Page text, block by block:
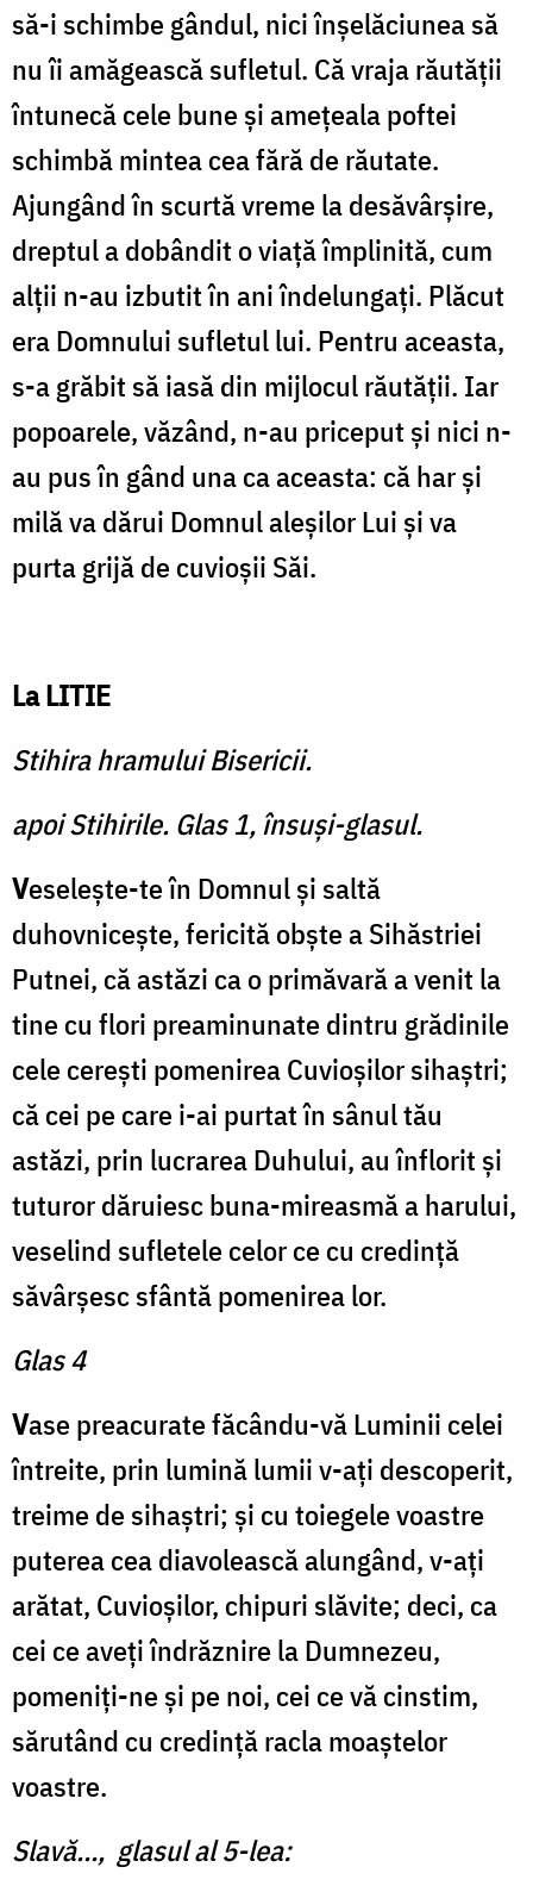
să-i schimbe gândul, nici înșelăciunea să
nu îi amăgească sufletul. Că vraja răutății
întunecă cele bune și amețeala poftei
schimbă mintea cea fără de răutate.
Ajungând în scurtă vreme la desăvârșire,
dreptul a dobândit o viață împlinită, cum
alții n-au izbutit în ani îndelungați. Plăcut
era Domnului sufletul lui. Pentru aceasta,
s-a grăbit să iasă din mijlocul răutății. Iar
popoarele, văzând, n-au priceput și nici n-
au pus în gând una ca aceasta: că har și
milă va dărui Domnul aleșilor Lui și va
purta grijă de cuvioșii Săi.
La LITIE
Stihira hramului Bisericii.
apoi Stihirile. Glas 1, însuși-glasul.
Veselește-te în Domnul și saltă
duhovnicește, fericită obște a Sihăstriei
Putnei, că astăzi ca o primăvară a venit la
tine cu flori preaminunate dintru grădinile
cele cerești pomenirea Cuvioșilor sihaștri;
că cei pe care i-ai purtat în sânul tău
astăzi, prin lucrarea Duhului, au înflorit și
tuturor dăruiesc buna-mireasmă a harului,
veselind sufletele celor ce cu credință
săvârșesc sfântă pomenirea lor.
Glas 4
Vase preacurate făcându-vă Luminii celei
întreite, prin lumină lumii v-ați descoperit,
treime de sihaștri; și cu toiegele voastre
puterea cea diavolească alungând, v-ați
arătat, Cuvioșilor, chipuri slăvite; deci, ca
cei ce aveți îndrăznire la Dumnezeu,
pomeniți-ne și pe noi, cei ce vă cinstim,
sărutând cu credință racla moaștelor
voastre.
Slavă..., glasul al 5-lea: